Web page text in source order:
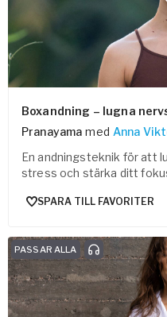
Boxandning – lugna
Pranayama med Anna
En andningsteknik för att
stress och stärka ditt
SPARA TILL FAVORITER
PASSAR ALLA